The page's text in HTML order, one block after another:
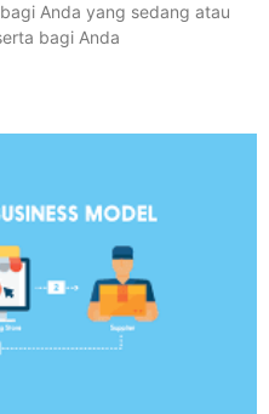
Anda yang sedang atau
bagi Anda